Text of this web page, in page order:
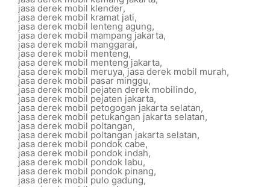
jasa derek mobil klender,
jasa derek mobil kramat jati,
jasa derek mobil lenteng agung,
jasa derek mobil mampang jakarta,
jasa derek mobil manggarai,
jasa derek mobil menteng,
jasa derek mobil menteng jakarta,
jasa derek mobil meruya,jasa derek mobil murah,
jasa derek mobil pasar minggu,
jasa derek mobil pejaten derek mobilindo,
jasa derek mobil pejaten jakarta,
jasa derek mobil petogogan jakarta selatan,
jasa derek mobil petukangan jakarta selatan,
jasa derek mobil poltangan,
jasa derek mobil poltangan jakarta selatan,
jasa derek mobil pondok cabe,
jasa derek mobil pondok indah,
jasa derek mobil pondok labu,
jasa derek mobil pondok pinang,
jasa derek mobil pulo gadung,